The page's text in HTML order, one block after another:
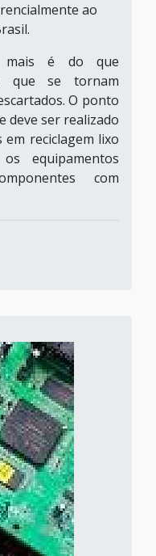
ao
mais é do que
que se tornam
O ponto
deve ser realizado
em reciclagem lixo
equipamentos
com